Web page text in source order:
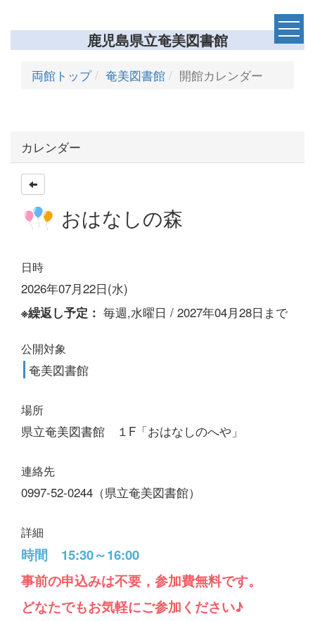
鹿児島県立奄美図書館
両館トップ 奄美図書館 開館カレンダー
カレンダー
おはなしの森
日時
2026年07月22日(水)
※繰返し予定： 毎週,水曜日 / 2027年04月28日まで
公開対象
奄美図書館
場所
県立奄美図書館 １F「おはなしのへや」
連絡先
0997-52-0244（県立奄美図書館）
詳細
時間 15:30～16:00
事前の申込みは不要，参加費無料です。
どなたでもお気軽にご参加ください♪